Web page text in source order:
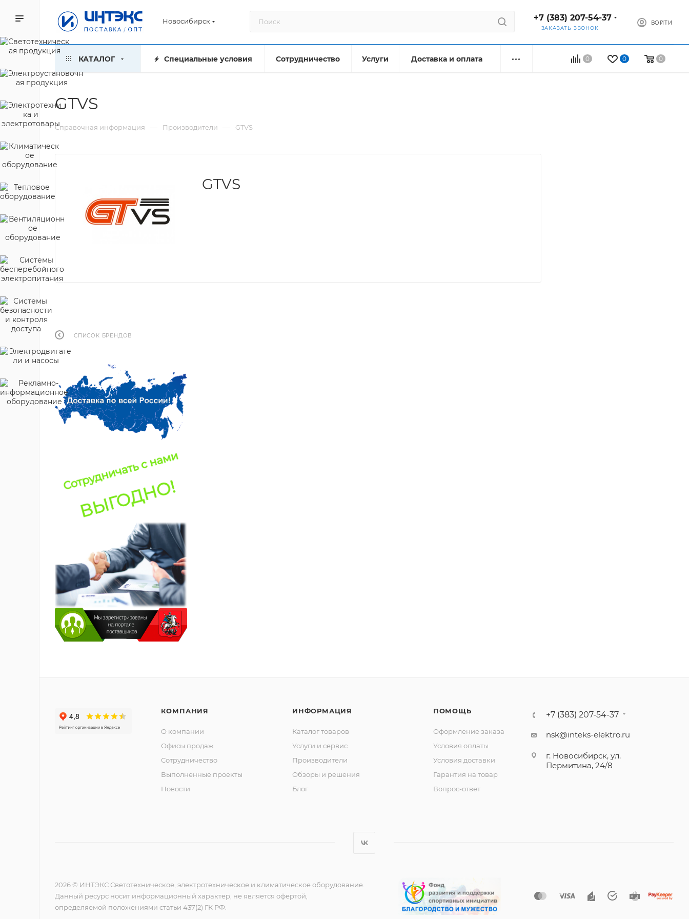
Новосибирск +7 (383) 207-54-37
ЗАКАЗАТЬ ЗВОНОК
ВОЙТИ
0 0 0
КАТАЛОГ Специальные условия Сотрудничество Услуги Доставка и оплата
GTVS
Справочная информация — Производители — GTVS
GTVS
СПИСОК БРЕНДОВ
КОМПАНИЯ
О компании
Офисы продаж
Сотрудничество
Выполненные проекты
Новости
ИНФОРМАЦИЯ
Каталог товаров
Услуги и сервис
Производители
Обзоры и решения
Блог
ПОМОЩЬ
Оформление заказа
Условия оплаты
Условия доставки
Гарантия на товар
Вопрос-ответ
+7 (383) 207-54-37
nsk@inteks-elektro.ru
г. Новосибирск, ул.
Пермитина, 24/8
2026 © ИНТЭКС Светотехническое, электротехническое и климатическое оборудование.
Данный ресурс носит информационный характер, не является офертой,
определяемой положениями статьи 437(2) ГК РФ.